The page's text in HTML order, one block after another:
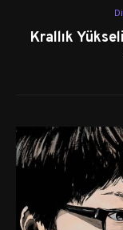
Krallık